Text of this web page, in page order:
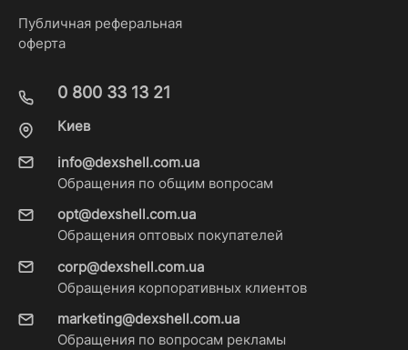
Публичная реферальная
оферта
0 800 33 13 21
Киев
info@dexshell.com.ua
Обращения по общим вопросам
opt@dexshell.com.ua
Обращения оптовых покупателей
corp@dexshell.com.ua
Обращения корпоративных клиентов
marketing@dexshell.com.ua
Обращения по вопросам рекламы